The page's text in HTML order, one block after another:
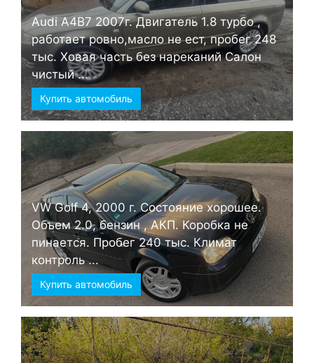
Audi А4B7 2007г. Двигатель 1.8 турбо ,
работает ровно,масло не ест, пробег 248
тыс. Ховая часть без нареканий Салон
чистый ...
Купить автомобиль
VW Golf 4, 2000 г. Состояние хорошее.
Объем 2.0, бензин , АКП. Коробка не
пинается. Пробег 240 тыс. Климат
контроль ...
Купить автомобиль